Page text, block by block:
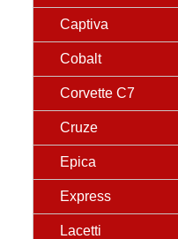
Captiva
Cobalt
Corvette C7
Cruze
Epica
Express
Lacetti